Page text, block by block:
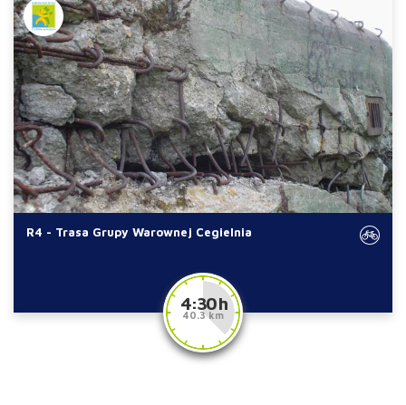
R4 - Trasa Grupy Warownej Cegielnia
4:30 h
40.3 km